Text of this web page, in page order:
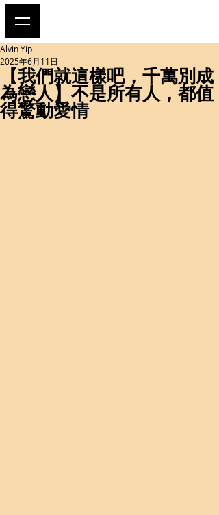
【我們就這樣吧，千萬別成
為戀人】不是所有人，都值
得驚動愛情
Alvin Yip
2025年6月11日